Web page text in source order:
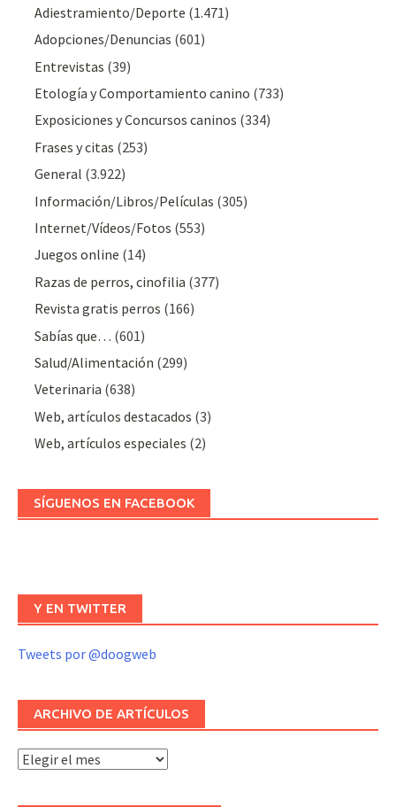
Adiestramiento/Deporte (1.471)
Adopciones/Denuncias (601)
Entrevistas (39)
Etología y Comportamiento canino (733)
Exposiciones y Concursos caninos (334)
Frases y citas (253)
General (3.922)
Información/Libros/Películas (305)
Internet/Vídeos/Fotos (553)
Juegos online (14)
Razas de perros, cinofilia (377)
Revista gratis perros (166)
Sabías que… (601)
Salud/Alimentación (299)
Veterinaria (638)
Web, artículos destacados (3)
Web, artículos especiales (2)
SÍGUENOS EN FACEBOOK
Y EN TWITTER
Tweets por @doogweb
ARCHIVO DE ARTÍCULOS
Archivo
artículos